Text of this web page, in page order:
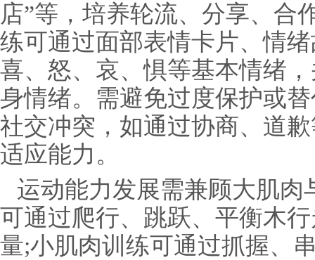
店”等，培养轮流、分享、合
练可通过面部表情卡片、情
喜、怒、哀、惧等基本情绪
身情绪。需避免过度保护或
社交冲突，如通过协商、道
适应能力。
运动能力发展需兼顾大肌
可通过爬行、跳跃、平衡木
量;小肌肉训练可通过抓握、